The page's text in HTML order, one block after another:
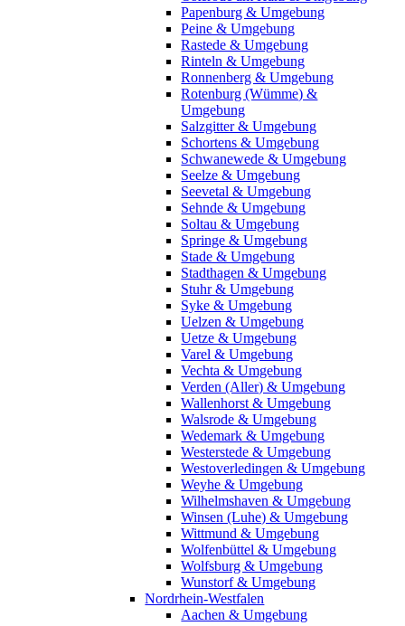
Papenburg & Umgebung
Peine & Umgebung
Rastede & Umgebung
Rinteln & Umgebung
Ronnenberg & Umgebung
Rotenburg (Wümme) &
Umgebung
Salzgitter & Umgebung
Schortens & Umgebung
Schwanewede & Umgebung
Seelze & Umgebung
Seevetal & Umgebung
Sehnde & Umgebung
Soltau & Umgebung
Springe & Umgebung
Stade & Umgebung
Stadthagen & Umgebung
Stuhr & Umgebung
Syke & Umgebung
Uelzen & Umgebung
Uetze & Umgebung
Varel & Umgebung
Vechta & Umgebung
Verden (Aller) & Umgebung
Wallenhorst & Umgebung
Walsrode & Umgebung
Wedemark & Umgebung
Westerstede & Umgebung
Westoverledingen & Umgebung
Weyhe & Umgebung
Wilhelmshaven & Umgebung
Winsen (Luhe) & Umgebung
Wittmund & Umgebung
Wolfenbüttel & Umgebung
Wolfsburg & Umgebung
Wunstorf & Umgebung
Nordrhein-Westfalen
Aachen & Umgebung